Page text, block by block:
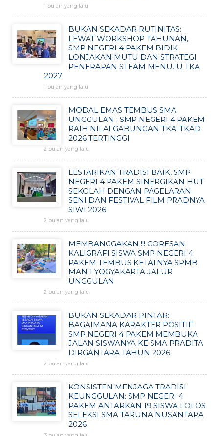
1 bulan yang lalu
BUKAN SEKADAR RUTINITAS:
LEWAT WORKSHOP TAHUNAN,
SMP NEGERI 4 PAKEM BIDIK
LONJAKAN MUTU DAN STRATEGI
PENERAPAN STEAM MENUJU TKA
2027
1 bulan yang lalu
MODAL EMAS TEMBUS SMA
UNGGULAN : SMP NEGERI 4 PAKEM
RAIH NILAI GABUNGAN TKA-TKAD
2026 TERTINGGI
2 bulan yang lalu
LESTARIKAN TRADISI BAIK, SMP
NEGERI 4 PAKEM SINERGIKAN HUT
SEKOLAH DENGAN PAGELARAN
SENI DAN FESTIVAL FILM PRADNYA
SIWI 2026
2 bulan yang lalu
MEMBANGGAKAN !!! GORESAN
KALIGRAFI SISWA SMP NEGERI 4
PAKEM TEMBUS KETATNYA SPMB
MAN 1 YOGYAKARTA JALUR
UNGGULAN
2 bulan yang lalu
BUKAN SEKADAR PINTAR:
BAGAIMANA KARAKTER POSITIF
SMP NEGERI 4 PAKEM MEMBUKA
JALAN SISWANYA KE SMA PRADITA
DIRGANTARA TAHUN 2026
2 bulan yang lalu
KONSISTEN MENJAGA TRADISI
KEUNGGULAN: SMP NEGERI 4
PAKEM ANTARKAN 19 SISWA LOLOS
SELEKSI SMA TARUNA NUSANTARA
2026